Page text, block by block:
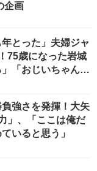
企画
とった」夫婦ジャ
75歳になった岩城
「おじいちゃんに
強さを発揮！大矢
」、「ここは俺だ
いると思う」